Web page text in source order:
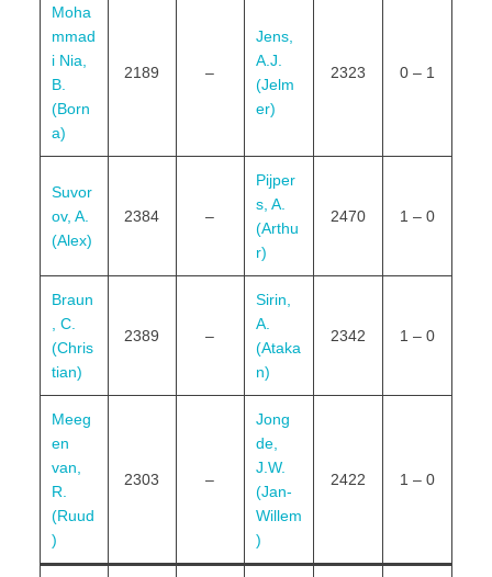
Moha
mmad
i Nia,
B.
(Born
a)
2189 –
Jens,
A.J.
(Jelm
er)
2323 0 – 1
Suvor
ov, A.
(Alex)
2384 –
Pijper
s, A.
(Arthu
r)
2470 1 – 0
Braun
, C.
(Chris
tian)
2389 –
Sirin,
A.
(Ataka
n)
2342 1 – 0
Meeg
en
van,
R.
(Ruud
)
2303 –
Jong
de,
J.W.
(Jan-
Willem
)
2422 1 – 0